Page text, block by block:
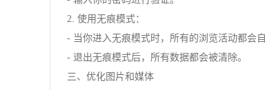
2. 使用无痕模式：
- 当你进入无痕模式时，所有的浏览活动都会
- 退出无痕模式后，所有数据都会被清除。
三、优化图片和媒体